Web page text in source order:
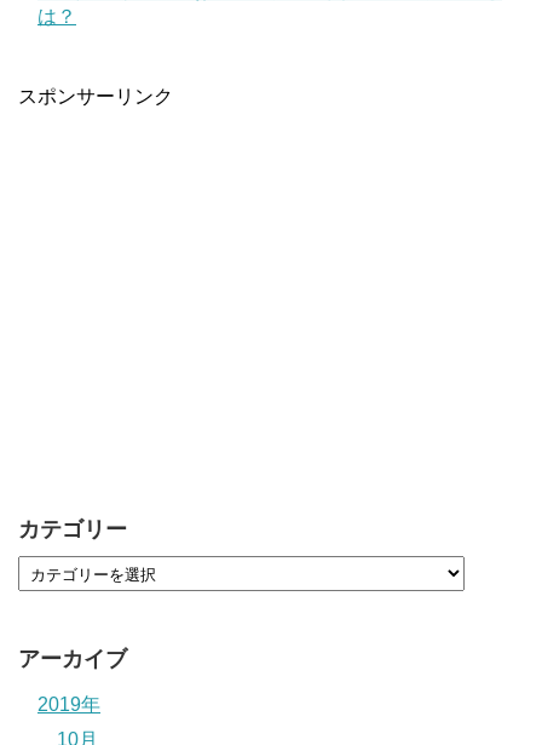
は？
スポンサーリンク
カテゴリー
アーカイブ
2019年
10月